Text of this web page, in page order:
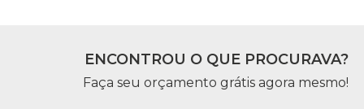
ENCONTROU O QUE PROCURAVA?
Faça seu orçamento grátis agora mesmo!